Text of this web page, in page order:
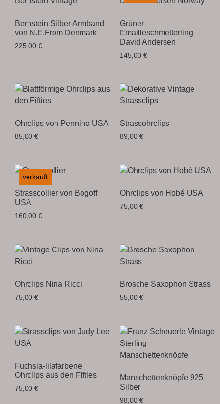
Bernstein Silber Armband
von N.E.From Denmark
225,00 €
Grüner
Emailleschmetterling
David Andersen
145,00 €
Ohrclips von Pennino USA
85,00 €
Strassohrclips
89,00 €
verkauft
Strasscollier von Bogoff
USA
160,00 €
Ohrclips von Hobé USA
75,00 €
Ohrclips Nina Ricci
75,00 €
Brosche Saxophon Strass
55,00 €
Fuchsia-lilafarbene
Ohrclips aus den Fifties
75,00 €
Manschettenknöpfe 925
Silber
98,00 €